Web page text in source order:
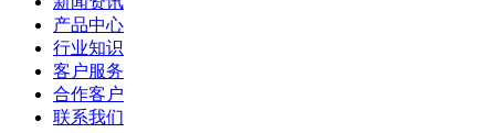
产品中心
行业知识
客户服务
合作客户
联系我们